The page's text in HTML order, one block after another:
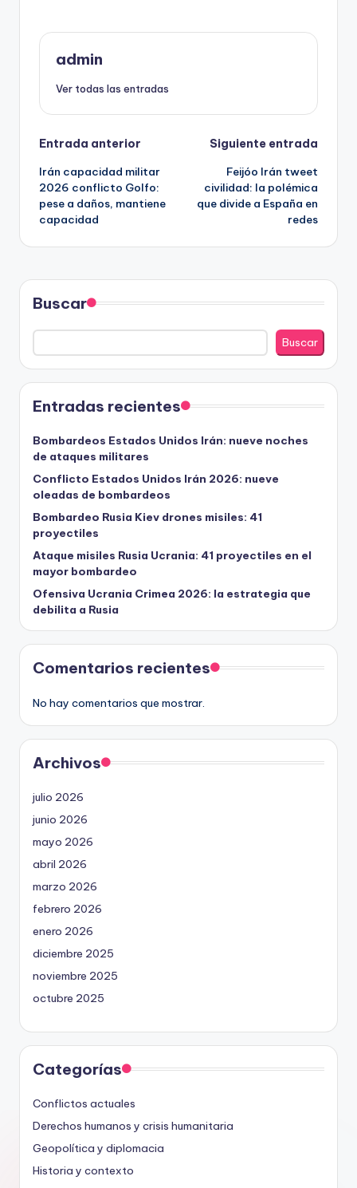
admin
Ver todas las entradas
Navegación
de
entradas
Entrada anterior
Irán capacidad militar
2026 conflicto Golfo:
pese a daños, mantiene
capacidad
Siguiente entrada
Feijóo Irán tweet
civilidad: la polémica
que divide a España en
redes
Buscar
Buscar
Entradas recientes
Bombardeos Estados Unidos Irán: nueve noches
de ataques militares
Conflicto Estados Unidos Irán 2026: nueve
oleadas de bombardeos
Bombardeo Rusia Kiev drones misiles: 41
proyectiles
Ataque misiles Rusia Ucrania: 41 proyectiles en el
mayor bombardeo
Ofensiva Ucrania Crimea 2026: la estrategia que
debilita a Rusia
Comentarios recientes
No hay comentarios que mostrar.
Archivos
julio 2026
junio 2026
mayo 2026
abril 2026
marzo 2026
febrero 2026
enero 2026
diciembre 2025
noviembre 2025
octubre 2025
Categorías
Conflictos actuales
Derechos humanos y crisis humanitaria
Geopolítica y diplomacia
Historia y contexto